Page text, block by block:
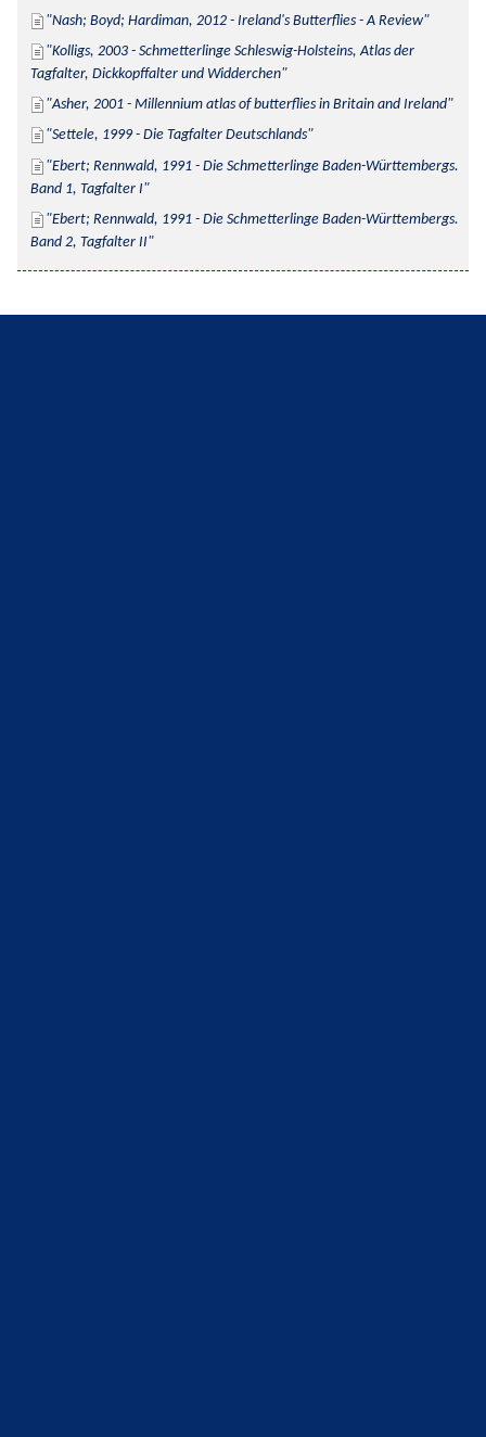
Nash; Boyd; Hardiman, 2012 - Ireland's Butterflies - A Review
Kolligs, 2003 - Schmetterlinge Schleswig-Holsteins, Atlas der
Tagfalter, Dickkopffalter und Widderchen
Asher, 2001 - Millennium atlas of butterflies in Britain and Ireland
Settele, 1999 - Die Tagfalter Deutschlands
Ebert; Rennwald, 1991 - Die Schmetterlinge Baden-Württembergs.
Band 1, Tagfalter I
Ebert; Rennwald, 1991 - Die Schmetterlinge Baden-Württembergs.
Band 2, Tagfalter II